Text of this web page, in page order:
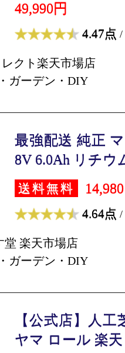
49,990円
4.47点 /
クト楽天市場店
ガーデン・DIY
最強配送 純正
8V 6.0Ah リチウ
送料無料
4.64点 /
堂 楽天市場店
ガーデン・DIY
【公式店】人
ヤマ ロール 楽天